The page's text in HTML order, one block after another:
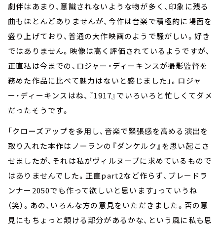
劇伴はあまり、意識されないような物が多く、印象に残る
曲もほとんどありませんが、今作は音楽で積極的に場面を
盛り上げており、普通の大作映画のようで騒がしい。好き
ではありません。映像は高く評価されているようですが、
正直私は今までの、ロジャー・ディーキンスが撮影監督を
務めた作品に比べて魅力はないと感じました」。ロジャ
ー・ディーキンスはね、『1917』でいろいろと忙しくてダメ
だったそうです。
「クローズアップを多用し、音楽で緊張感を高める演出を
取り入れた本作はノーランの『ダンケルク』を思い起こさ
せましたが、それは私がヴィルヌーブに求めているもので
はありませんでした。正直part2など作らず、ブレードラ
ンナー2050でも作って欲しいと思います」っていうね
（笑）。あの、いろんな方の意見をいただきました。否の意
見にもちょっと頷ける部分があるかな、という風に私も思